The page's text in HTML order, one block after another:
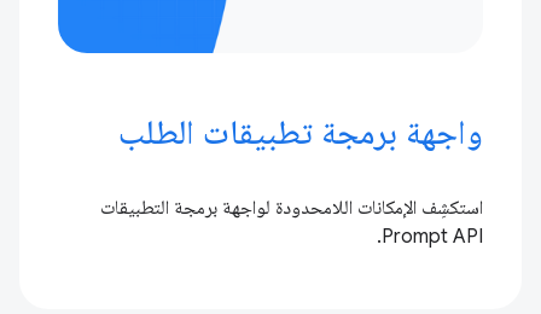
واجهة برمجة تطبيقات الطلب
استكشِف الإمكانات اللامحدودة لواجهة برمجة التطبيقات
Prompt API.